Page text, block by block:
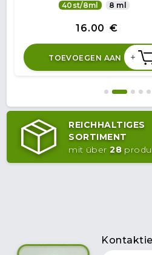
40st/8ml 8 ml
16.00 €
TOEVOEGEN AAN +
REICHHALTIGES
SORTIMENT
mit über28